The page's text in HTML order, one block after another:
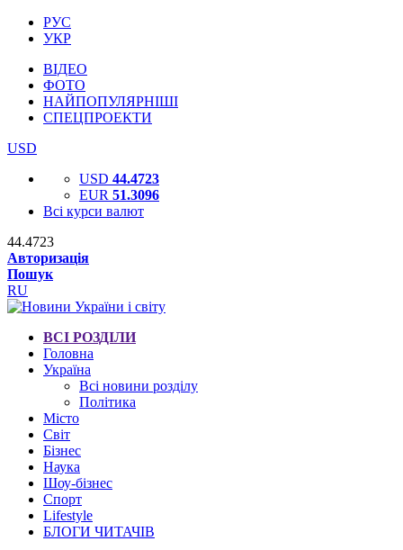
РУС
УКР
ВІДЕО
ФОТО
НАЙПОПУЛЯРНІШІ
СПЕЦПРОЕКТИ
USD
USD 44.4723
EUR 51.3096
Всі курси валют
44.4723
Авторизація
Пошук
RU
ВСІ РОЗДІЛИ
Головна
Україна
Всі новини розділу
Політика
Місто
Світ
Бізнес
Наука
Шоу-бізнес
Спорт
Lifestyle
БЛОГИ ЧИТАЧІВ